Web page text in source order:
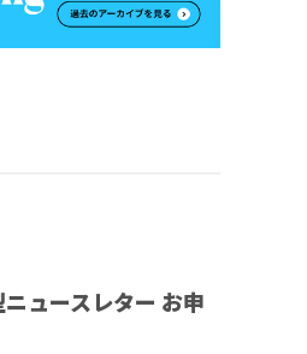
ュースレター お申